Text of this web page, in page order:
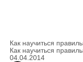
Как научиться
Как научиться
04.04.2014